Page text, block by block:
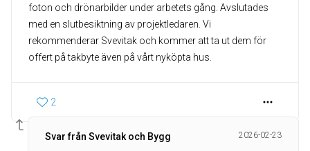
foton och drönarbilder under arbetets gång. Avslutades
med en slutbesiktning av projektledaren. Vi
rekommenderar Svevitak och kommer att ta ut dem för
2
Svar från Svevitak och Bygg 2026-02-23